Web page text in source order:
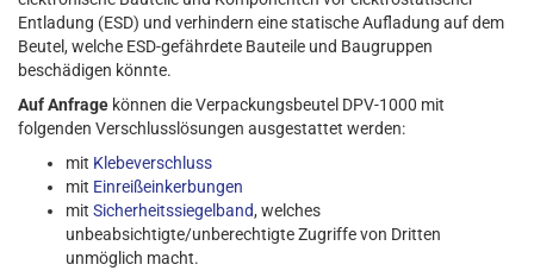
Entladung (ESD) und verhindern eine statische Aufladung auf dem
Beutel, welche ESD-gefährdete Bauteile und Baugruppen
beschädigen könnte.
Auf Anfrage können die Verpackungsbeutel DPV-1000 mit
folgenden Verschlusslösungen ausgestattet werden:
mit Klebeverschluss
mit Einreißeinkerbungen
mit Sicherheitssiegelband, welches
unbeabsichtigte/unberechtigte Zugriffe von Dritten
unmöglich macht.